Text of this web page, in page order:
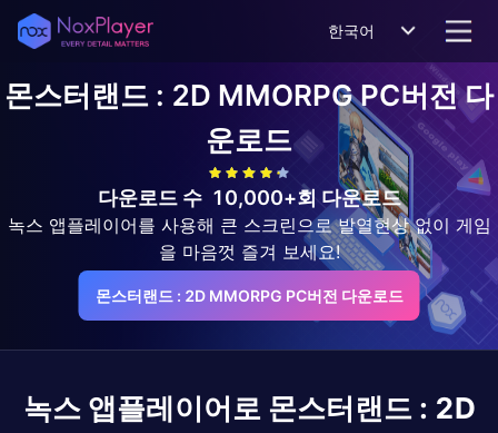
한국어
몬스터랜드 : 2D MMORPGPC버전 다
운로드
다운로드 수 10,000+회 다운로드
녹스 앱플레이어를 사용해 큰 스크린으로 발열현상 없이 게임
을 마음껏 즐겨 보세요!
몬스터랜드 : 2D MMORPG PC버전 다운로드
녹스 앱플레이어로 몬스터랜드 : 2D